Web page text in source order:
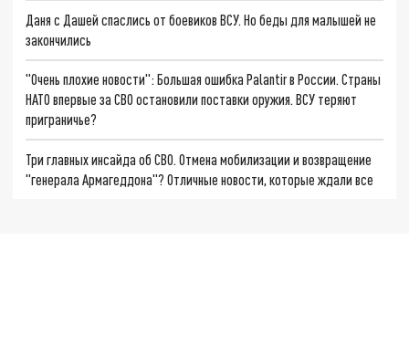
Даня с Дашей спаслись от боевиков ВСУ. Но беды для малышей не
закончились
"Очень плохие новости": Большая ошибка Palantir в России. Страны
НАТО впервые за СВО остановили поставки оружия. ВСУ теряют
приграничье?
Три главных инсайда об СВО. Отмена мобилизации и возвращение
"генерала Армагеддона"? Отличные новости, которые ждали все